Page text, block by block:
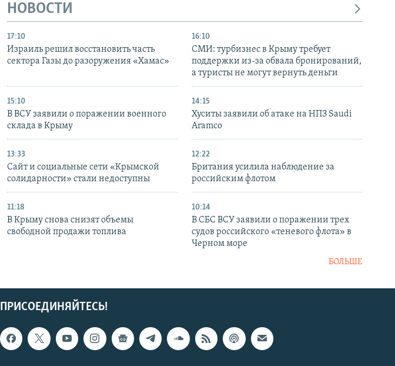
НОВОСТИ
17:10
Израиль решил восстановить часть
сектора Газы до разоружения «Хамас»
16:10
СМИ: турбизнес в Крыму требует
поддержки из-за обвала бронирований,
а туристы не могут вернуть деньги
15:10
В ВСУ заявили о поражении военного
склада в Крыму
14:15
Хуситы заявили об атаке на НПЗ Saudi
Aramco
13:33
Сайт и социальные сети «Крымской
солидарности» стали недоступны
12:22
Британия усилила наблюдение за
российским флотом
11:18
В Крыму снова снизят объемы
свободной продажи топлива
10:14
В СБС ВСУ заявили о поражении трех
судов российского «теневого флота» в
Черном море
БОЛЬШЕ
ПРИСОЕДИНЯЙТЕСЬ!